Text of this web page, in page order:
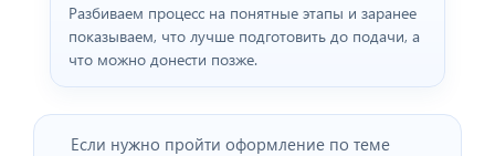
Разбиваем процесс на понятные этапы и заранее
показываем, что лучше подготовить до подачи, а
что можно донести позже.
Если нужно пройти оформление по теме